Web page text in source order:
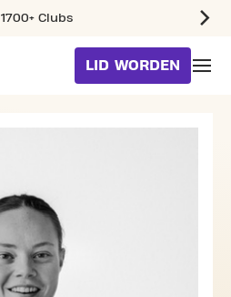
1700+ Clubs
LID WORDEN